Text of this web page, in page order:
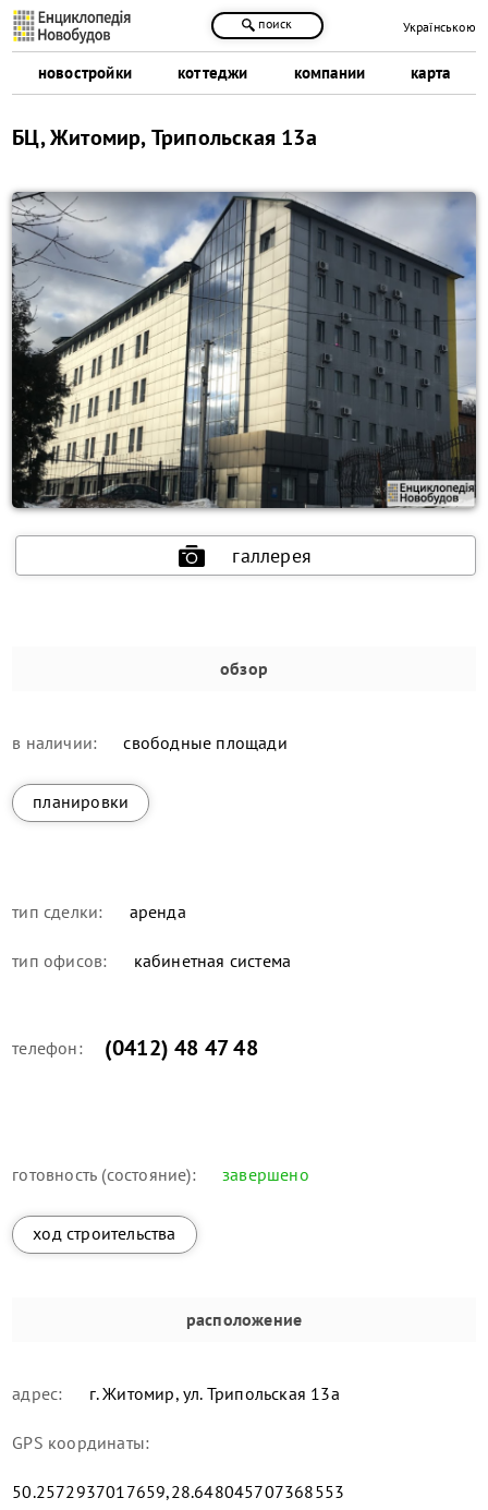
новостройки коттеджи компании карта
поиск Українською
БЦ, Житомир, Трипольская 13а
галлерея
обзор
в наличии: свободные площади
планировки
тип сделки: аренда
тип офисов: кабинетная система
телефон: (0412) 48 47 48
готовность (состояние): завершено
ход строительства
расположение
адрес: г. Житомир, ул. Трипольская 13а
GPS координаты:
50.2572937017659,28.648045707368553